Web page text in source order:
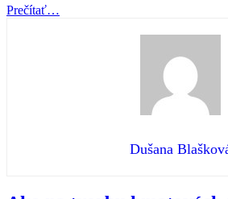
Prečítať“Krok
…
Dušana